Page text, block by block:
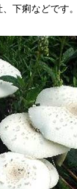
下痢などです。